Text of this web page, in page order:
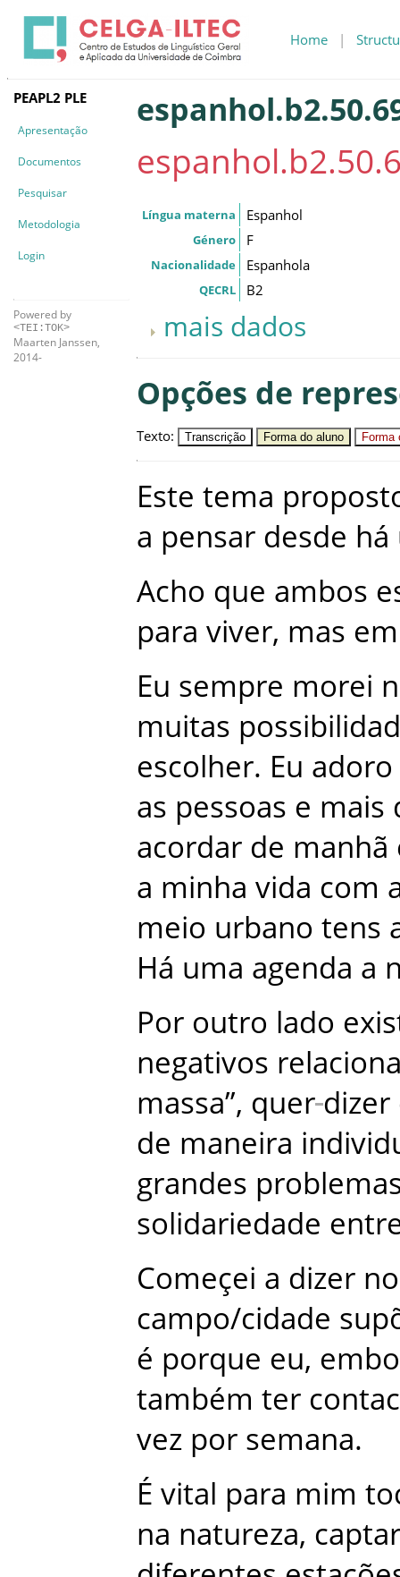
Home |
PEAPL2 PLE
Apresentação
Documentos
Pesquisar
Metodologia
Login
Powered by
<TEI:TOK>
Maarten Janssen,
2014-
Língua materna Espanhol
Género F
Nacionalidade Espanhola
QECRL B2
mais dados
Opções de
Texto: Transcrição Forma do aluno Forma
Este tema
a pensar desde há
Acho que ambos
para viver, mas em
Eu sempre morei
muitas
escolher. Eu adoro
as pessoas e mais
acordar de manhã
a minha vida com
meio urbano tens
Há uma agenda a
Por outro lado
negativos
massa”, quer dizer
de maneira
grandes
solidariedade
Começei a dizer no
campo/cidade
é porque eu,
também ter
vez por semana.
É vital para mim
na natureza, captar